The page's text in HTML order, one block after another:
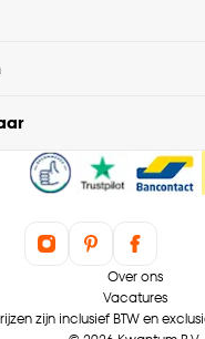
Over ons
Vacatures
zijn inclusief BTW en